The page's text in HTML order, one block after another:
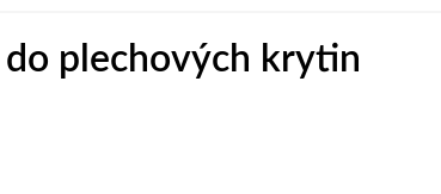
do plechových krytin